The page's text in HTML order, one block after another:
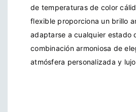
de temperaturas de color
flexible proporciona un brillo
adaptarse a cualquier estado
combinación armoniosa de